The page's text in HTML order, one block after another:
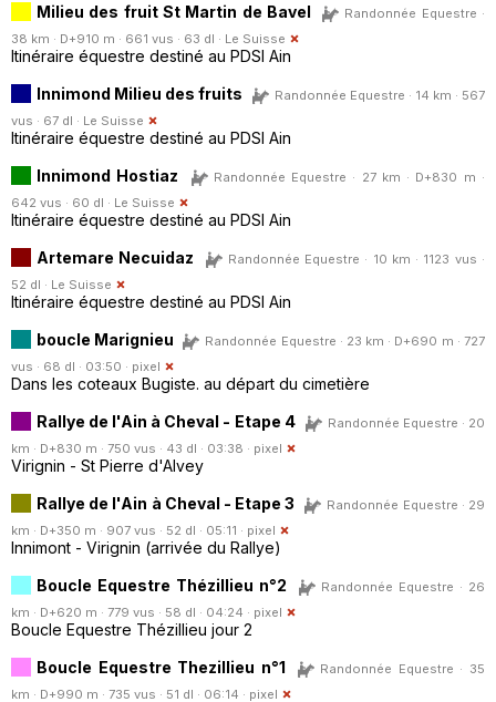
Milieu des fruit St Martin de Bavel
Randonnée Equestre ·
38 km · D+910 m · 661 vus · 63 dl · Le Suisse
Itinéraire équestre destiné au PDSI Ain
Innimond Milieu des fruits
Randonnée Equestre · 14 km · 567
vus · 67 dl · Le Suisse
Itinéraire équestre destiné au PDSI Ain
Innimond Hostiaz
Randonnée Equestre · 27 km · D+830 m ·
642 vus · 60 dl · Le Suisse
Itinéraire équestre destiné au PDSI Ain
Artemare Necuidaz
Randonnée Equestre · 10 km · 1123 vus ·
52 dl · Le Suisse
Itinéraire équestre destiné au PDSI Ain
boucle Marignieu
Randonnée Equestre · 23 km · D+690 m · 727
vus · 68 dl · 03:50 · pixel
Dans les coteaux Bugiste. au départ du cimetière
Rallye de l'Ain à Cheval - Etape 4
Randonnée Equestre · 20
km · D+830 m · 750 vus · 43 dl · 03:38 · pixel
Virignin - St Pierre d'Alvey
Rallye de l'Ain à Cheval - Etape 3
Randonnée Equestre · 29
km · D+350 m · 907 vus · 52 dl · 05:11 · pixel
Innimont - Virignin (arrivée du Rallye)
Boucle Equestre Thézillieu n°2
Randonnée Equestre · 26
km · D+620 m · 779 vus · 58 dl · 04:24 · pixel
Boucle Equestre Thézillieu jour 2
Boucle Equestre Thezillieu n°1
Randonnée Equestre · 35
km · D+990 m · 735 vus · 51 dl · 06:14 · pixel